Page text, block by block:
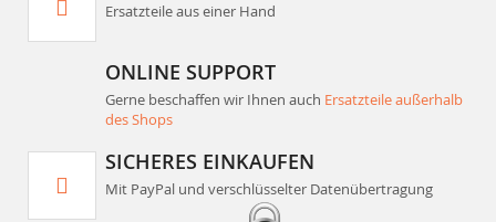
Ersatzteile aus einer Hand
ONLINE SUPPORT
Gerne beschaffen wir Ihnen auch Ersatzteile außerhalb
des Shops
SICHERES EINKAUFEN
Mit PayPal und verschlüsselter Datenübertragung